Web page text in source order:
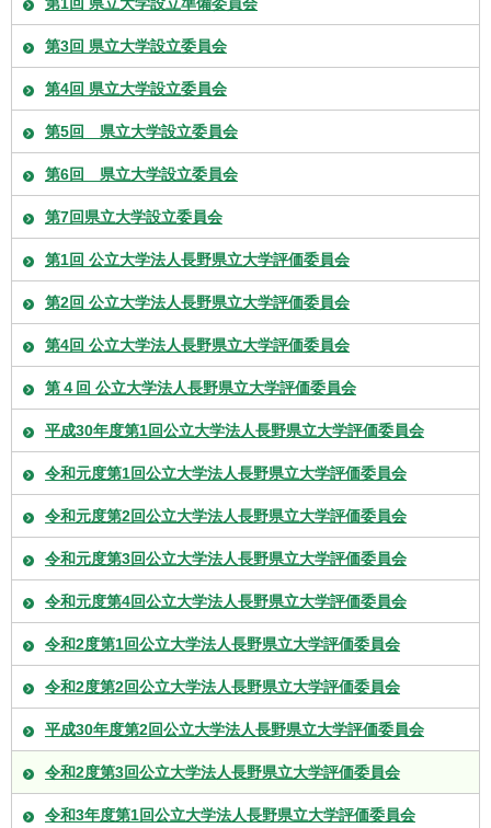
第3回 県立大学設立委員会
第4回 県立大学設立委員会
第5回 県立大学設立委員会
第6回 県立大学設立委員会
第7回県立大学設立委員会
第1回 公立大学法人長野県立大学評価委員会
第2回 公立大学法人長野県立大学評価委員会
第4回 公立大学法人長野県立大学評価委員会
第４回 公立大学法人長野県立大学評価委員会
平成30年度第1回公立大学法人長野県立大学評価委員会
令和元度第1回公立大学法人長野県立大学評価委員会
令和元度第2回公立大学法人長野県立大学評価委員会
令和元度第3回公立大学法人長野県立大学評価委員会
令和元度第4回公立大学法人長野県立大学評価委員会
令和2度第1回公立大学法人長野県立大学評価委員会
令和2度第2回公立大学法人長野県立大学評価委員会
平成30年度第2回公立大学法人長野県立大学評価委員会
令和2度第3回公立大学法人長野県立大学評価委員会
令和3年度第1回公立大学法人長野県立大学評価委員会